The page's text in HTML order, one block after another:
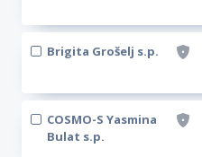
Brigita Grošelj s.p.
COSMO-S Yasmina
Bulat s.p.